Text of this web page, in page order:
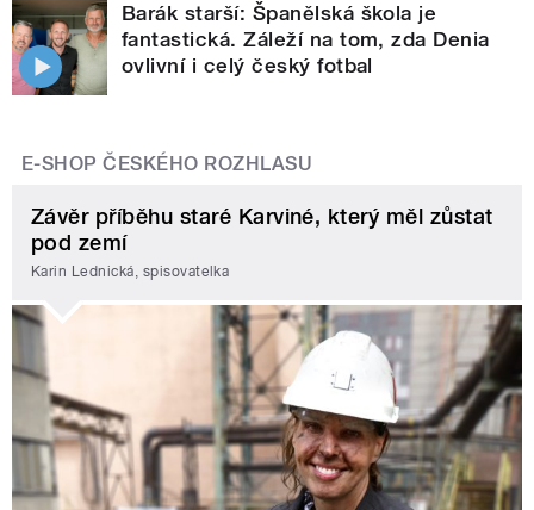
Barák starší: Španělská škola je
fantastická. Záleží na tom, zda Denia
ovlivní i celý český fotbal
E-SHOP ČESKÉHO ROZHLASU
Závěr příběhu staré Karviné, který měl zůstat
pod zemí
Karin Lednická, spisovatelka